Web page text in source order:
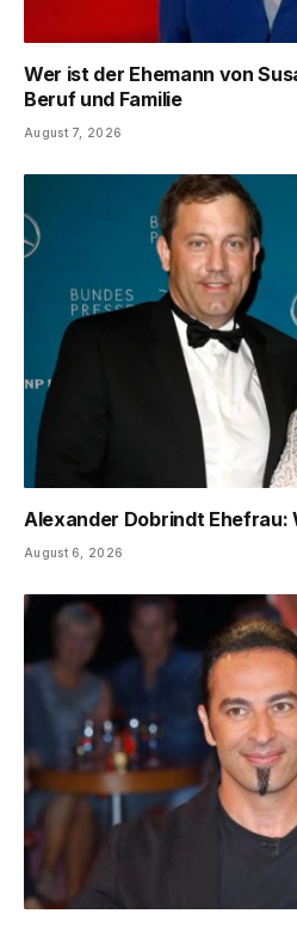
Wer ist der Ehemann von
Beruf und Familie
August 7, 2026
Alexander Dobrindt Ehefrau:
August 6, 2026